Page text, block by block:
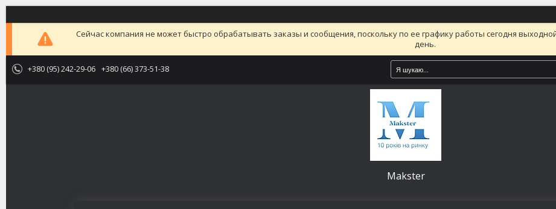
Сейчас компания не может быстро обрабатывать заказы и сообщения, поскольку по ее графику работы сегодня
день.
+380 (95) 242-29-06 +380 (66) 373-51-38
Makster